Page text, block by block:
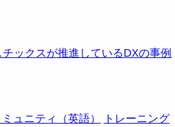
ックスが推進しているDXの事例
ミュニティ（英語）
トレーニング